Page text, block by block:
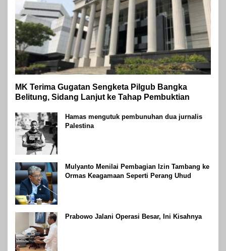
MK Terima Gugatan Sengketa Pilgub Bangka
Belitung, Sidang Lanjut ke Tahap Pembuktian
Hamas mengutuk pembunuhan dua jurnalis
Palestina
Mulyanto Menilai Pembagian Izin Tambang ke
Ormas Keagamaan Seperti Perang Uhud
Prabowo Jalani Operasi Besar, Ini Kisahnya